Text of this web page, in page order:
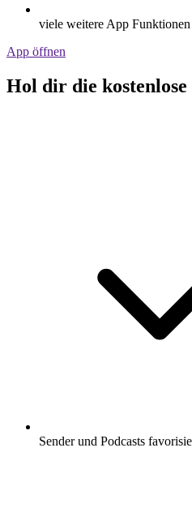
viele weitere App Funktionen
App öffnen
Hol dir die
Sender und Podcasts